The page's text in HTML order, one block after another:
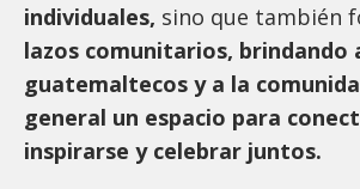
individuales, sino que también
lazos comunitarios, brindando
guatemaltecos y a la
general un espacio para
inspirarse y celebrar juntos.